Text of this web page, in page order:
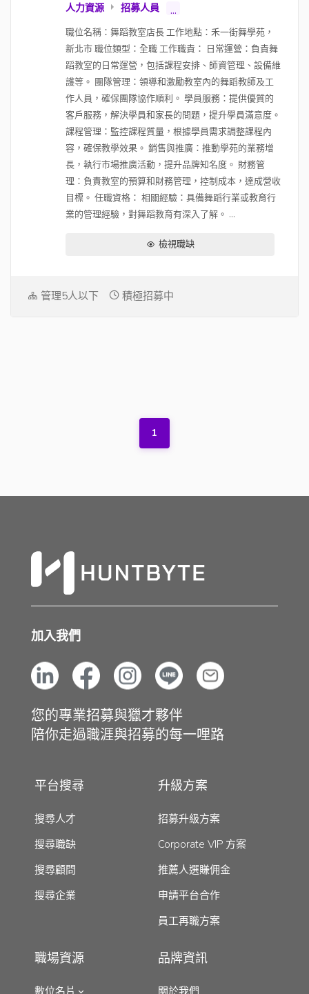
人力資源 招募人員 ...
職位名稱：舞蹈教室店長 工作地點：禾一街舞學苑，
新北市 職位類型：全職 工作職責： 日常運營：負責舞
蹈教室的日常運營，包括課程安排、師資管理、設備維
護等。 團隊管理：領導和激勵教室內的舞蹈教師及工
作人員，確保團隊協作順利。 學員服務：提供優質的
客戶服務，解決學員和家長的問題，提升學員滿意度。
課程管理：監控課程質量，根據學員需求調整課程內
容，確保教學效果。 銷售與推廣：推動學苑的業務增
長，執行市場推廣活動，提升品牌知名度。 財務管
理：負責教室的預算和財務管理，控制成本，達成營收
目標。 任職資格： 相關經驗：具備舞蹈行業或教育行
業的管理經驗，對舞蹈教育有深入了解。 ...
檢視職缺
管理5人以下 積極招募中
1
加入我們
您的專業招募與獵才夥伴
陪你走過職涯與招募的每一哩路
平台搜尋
搜尋人才
搜尋職缺
搜尋顧問
搜尋企業
升級方案
招募升級方案
Corporate VIP 方案
推薦人選賺佣金
申請平台合作
員工再職方案
職場資源
數位名片
品牌資訊
關於我們